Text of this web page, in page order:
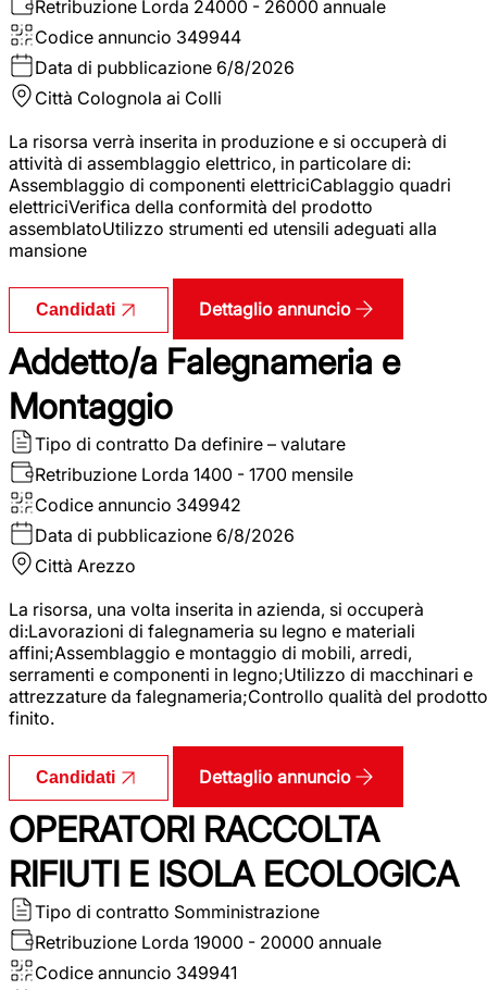
Retribuzione Lorda 24000 - 26000 annuale
Codice annuncio 349944
Data di pubblicazione 6/8/2026
Città Colognola ai Colli
La risorsa verrà inserita in produzione e si occuperà di
attività di assemblaggio elettrico, in particolare di:
Assemblaggio di componenti elettriciCablaggio quadri
elettriciVerifica della conformità del prodotto
assemblatoUtilizzo strumenti ed utensili adeguati alla
mansione
Candidati Dettaglio annuncio
Addetto/a Falegnameria e
Montaggio
Tipo di contratto Da definire – valutare
Retribuzione Lorda 1400 - 1700 mensile
Codice annuncio 349942
Data di pubblicazione 6/8/2026
Città Arezzo
La risorsa, una volta inserita in azienda, si occuperà
di:Lavorazioni di falegnameria su legno e materiali
affini;Assemblaggio e montaggio di mobili, arredi,
serramenti e componenti in legno;Utilizzo di macchinari e
attrezzature da falegnameria;Controllo qualità del prodotto
finito.
Candidati Dettaglio annuncio
OPERATORI RACCOLTA
RIFIUTI E ISOLA ECOLOGICA
Tipo di contratto Somministrazione
Retribuzione Lorda 19000 - 20000 annuale
Codice annuncio 349941